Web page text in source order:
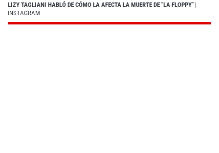
LIZY TAGLIANI HABLÓ DE CÓMO LA AFECTA LA MUERTE DE "LA FLOPPY" |
INSTAGRAM